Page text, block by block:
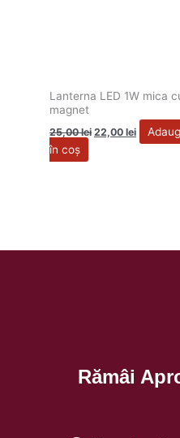
Lanterna LED 1W mica
magnet
25,00lei 22,00lei
în coș
Rămâi